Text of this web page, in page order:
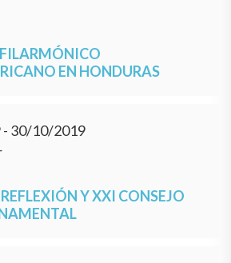
EN HONDURAS
30/10/2019
Y XXI CONSEJO